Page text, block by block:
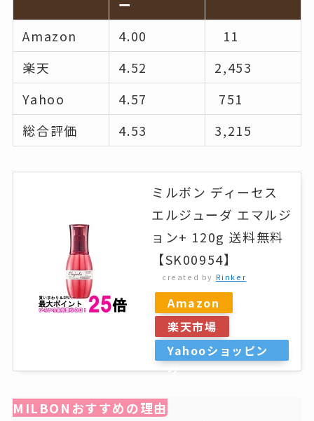
ー
Amazon
4.00
11
楽天
4.52
2,453
Yahoo
4.57
751
総合評価
4.53 3,215
ミルボン ディーセス
エルジューダ エマルジ
ョン+ 120g 送料無料
【SK00954】
created by Rinker
Amazon
楽天市場
Yahooショッピン
グ
MILBONおすすめの理由